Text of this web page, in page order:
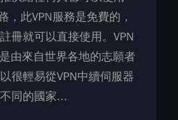
，此VPN服務是免費的，
冊就可以直接使用。VPN
由來自世界各地的志願者
很輕易從VPN中續伺服器
同的國家...